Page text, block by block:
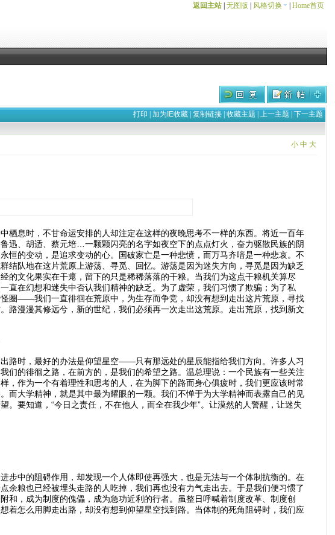
返回主站| 无图版 风格切换 Home首页
打印 加为IE收藏| 复制链接| 收藏主题 上一主题 下一主题
小 中 大
栖息时，不甘命运安排的人却注定在这样的夜晚思考不一样的东西。将近一百年
迅、胡适、蔡元培…一颗颗闪亮的名字如夜空下的点点灯火，奋力驱散民族的阴
恒的变动，是追求变动的心。国破家亡是一种悲愤，而万马齐喑是一种悲哀。不
队地在这片荒原上游荡、寻觅、回忆。游荡是因为迷失方向，寻觅是因为缺乏
的文化果实在干瘪，留下的只是稀稀落落的干粮。当我们为这点干粮机关算尽
直在幻想和迷失中否认我们精神的缺乏。为了虚荣，我们习惯了欺骗；为了私
圈——我们一直徘徊在荒原中，为生存而争竞，却没有想到走出这片荒原，寻找
路漫漫其修远兮，新的世纪，我们必须再一次走出这荒原。走出荒原，找到新文
路时，最好的办法是仰望星空——只有那远处的星辰能指给我们方向。许多人习
的徘徊之路，在前方的，是我们的希望之路。温总理说：一个民族有一些关注
，作为一个有着理性和思考的人，在为脚下的路而身心俱疲时，我们更应该时常
而大学精神，就是其中最为耀眼的一颗。我们不惮于为大学精神而表露自己的见
要知道，“今日之责任，不在他人，而全在我少年”。让漠然的人警醒，让迷失
步中的阻碍作用，却发现一个人体即使再强大，也是无法与一个体制抗衡的。在
粮也已经被埋头走路的人吃掉，我们再也没有力气走出去。于是我们便习惯了
和，成为制度的傀儡，成为急功近利的行者。虽整日呼喊着制度改革、制度创
怎么用脚走出路，却没有想到仰望星空找到路。当体制的死角阻碍时，我们应